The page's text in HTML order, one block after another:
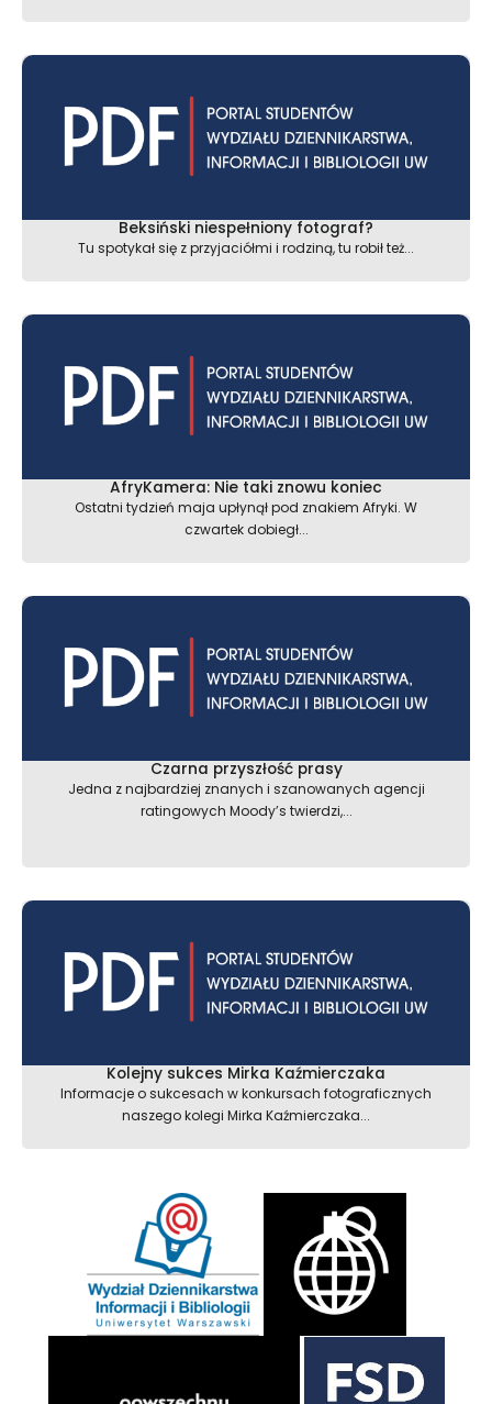
Beksiński niespełniony fotograf?
Tu spotykał się z przyjaciółmi i rodziną, tu robił też...
AfryKamera: Nie taki znowu koniec
Ostatni tydzień maja upłynął pod znakiem Afryki. W
czwartek dobiegł...
Czarna przyszłość prasy
Jedna z najbardziej znanych i szanowanych agencji
ratingowych Moody’s twierdzi,...
Kolejny sukces Mirka Kaźmierczaka
Informacje o sukcesach w konkursach fotograficznych
naszego kolegi Mirka Kaźmierczaka...